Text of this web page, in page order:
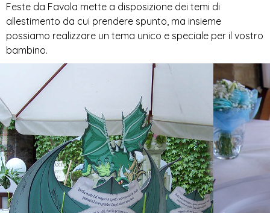
Feste da Favola mette a disposizione dei temi di
allestimento da cui prendere spunto, ma insieme
possiamo realizzare un tema unico e speciale per il vostro
bambino.